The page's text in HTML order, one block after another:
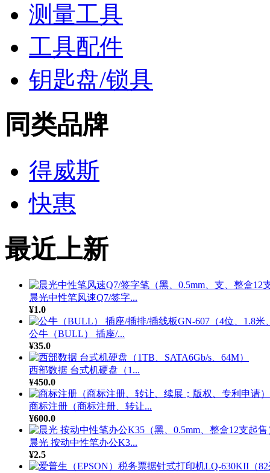
测量工具
工具配件
钥匙盘/锁具
同类品牌
得威斯
快惠
最近上新
晨光中性笔风速Q7/签字...
¥1.0
公牛（BULL） 插座/...
¥35.0
西部数据 台式机硬盘（1...
¥450.0
商标注册（商标注册、转让...
¥600.0
晨光 按动中性笔办公K3...
¥2.5